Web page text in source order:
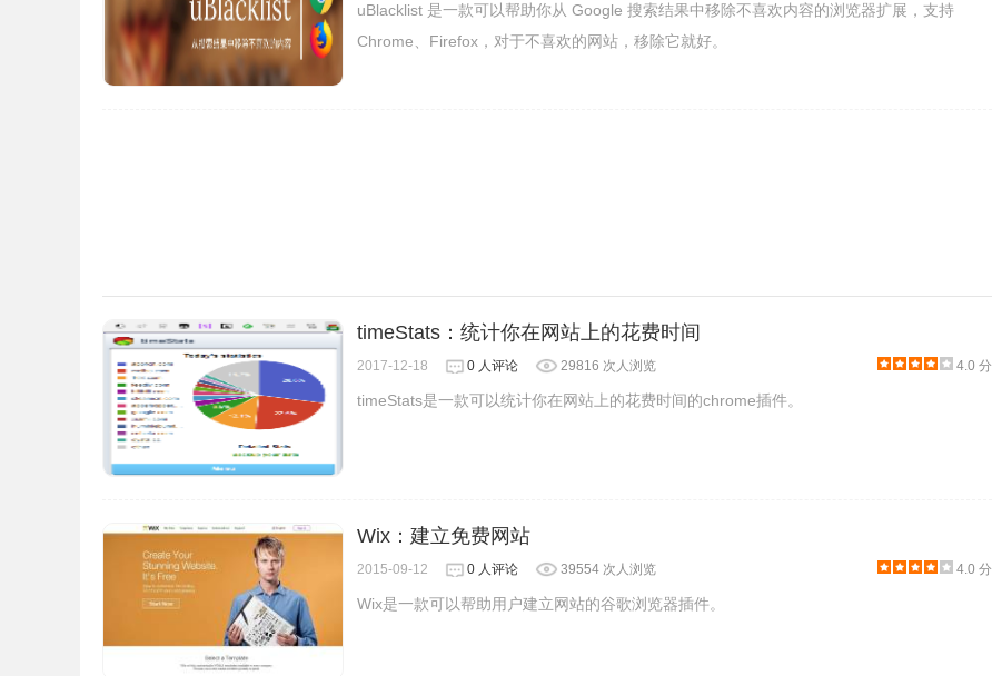
NSFW Filter插件注意事项
1、由于NSFW的定义范围比较广泛，本文主要针对色情图片的审核，不包括文字，写实暴力，政治相关不当内容
2、插件允许用户仅在Reddit上查看NSFW帖子。
uBlacklist 是一款可以帮助你从 Google 搜索结果中移除不喜欢内容的浏览器扩展，支持
Chrome、Firefox，对于不喜欢的网站，移除它就好。
timeStats：统计你在网站上的花费时间
2017-12-18 0 人评论 29816 次人浏览 4.0 分
timeStats是一款可以统计你在网站上的花费时间的chrome插件。
Wix：建立免费网站
2015-09-12 0 人评论 39554 次人浏览 4.0 分
Wix是一款可以帮助用户建立网站的谷歌浏览器插件。